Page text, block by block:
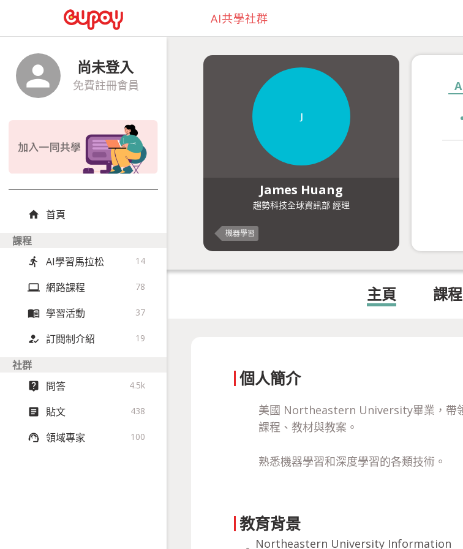
AI共學社群
person 尚未登入
免費註冊會員
home 首頁
課程
directions_run AI學習馬拉松 14
computer 網路課程 78
menu_book 學習活動 37
how_to_reg 訂閱制介紹 19
社群
live_help 問答 4.5k
article 貼文 438
support_agent 領域專家 100
J
James Huang
趨勢科技全球資訊部 經理
機器學習
主頁 課程
個人簡介
美國 Northeastern University畢業，帶
課程、教材與教案。
熟悉機器學習和深度學習的各類技術。
教育背景
Northeastern University Information